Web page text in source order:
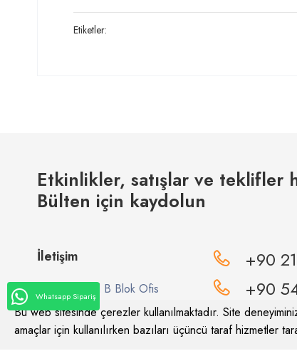
Etiketler:
Etkinlikler, satışlar ve teklifler
Bülten için kaydolun
İletişim
AXİS İstanbul B Blok Ofis
No:10 Topçular Mahallesi
Maltepe Caddesi No:4/1 PK:
+90
+90
Bu web sitesinde çerezler kullanılmaktadır. Site
amaçlar için kullanılırken bazıları üçüncü taraf hizmetler
Whatsapp Sipariş